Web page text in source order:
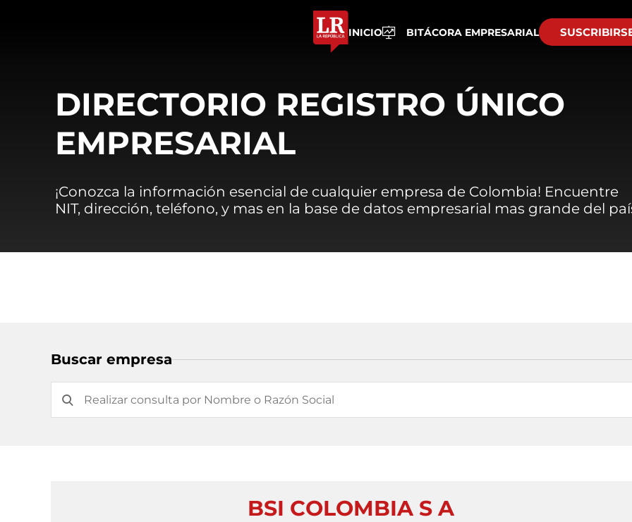
INICIO BITÁCORA EMPRESARIAL
DIRECTORIO REGISTRO ÚNICO
EMPRESARIAL
¡Conozca la información esencial de cualquier empresa de Colombia! Encuentre
NIT, dirección, teléfono, y mas en la base de datos empresarial mas grande del
Buscar empresa
BSI COLOMBIA S A